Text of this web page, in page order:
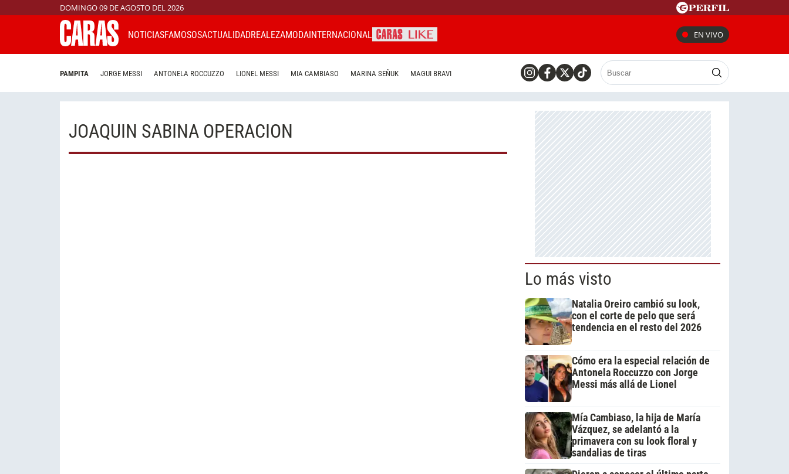
DOMINGO 09 DE AGOSTO DEL 2026
NOTICIASFAMOSOSACTUALIDADREALEZAMODAINTERNACIONAL EN VIVO
PAMPITA JORGE MESSI ANTONELA ROCCUZZO LIONEL MESSI MIA CAMBIASO MARINA SEÑUK MAGUI BRAVI
JOAQUIN SABINA OPERACION
Lo más visto
Natalia Oreiro cambió su look,
con el corte de pelo que será
tendencia en el resto del 2026
Cómo era la especial relación de
Antonela Roccuzzo con Jorge
Messi más allá de Lionel
Mía Cambiaso, la hija de María
Vázquez, se adelantó a la
primavera con su look floral y
sandalias de tiras